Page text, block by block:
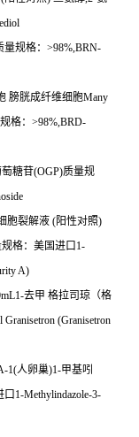
规格： >98%,BRN-
膀胱成纤维细胞Many
格： >98%,BRD-
糖苷(OGP)质量规
胞裂解液 (阳性对照)
格：美国进口 1-
A)
去甲 格拉司琼（格
Granisetron (Granisetron
1(人卵巢)1-甲基吲
口 1-Methylindazole-3-